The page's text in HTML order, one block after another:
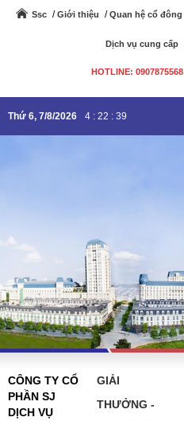
Ssc Giới thiệu Quan hệ cổ đông
Dịch vụ cung cấp
HOTLINE: 0907875568
Thứ 6, 7/8/2026 4 : 22 : 39
CÔNG TY CỔ
PHẦN SJ
DỊCH VỤ
GIẢI
THƯỞNG -